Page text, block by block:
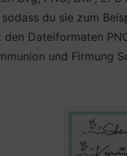
du sie zum
Dateiformaten
und